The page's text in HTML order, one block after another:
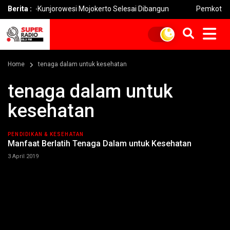
Berita :
Kunjorowesi Mojokerto Selesai Dibangun Pemkot
Home tenaga dalam untuk kesehatan
tenaga dalam untuk
kesehatan
PENDIDIKAN & KESEHATAN
Manfaat Berlatih Tenaga Dalam untuk Kesehatan
3 April 2019